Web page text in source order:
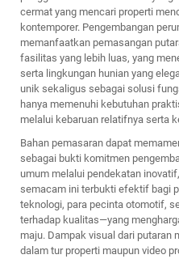
cermat yang mencari properti
kontemporer. Pengembangan
memanfaatkan pemasangan
fasilitas yang lebih luas, yang
serta lingkungan hunian yang
unik sekaligus sebagai solusi
hanya memenuhi kebutuhan
melalui kebaruan relatifnya serta
Bahan pemasaran dapat
sebagai bukti komitmen
umum melalui pendekatan
semacam ini terbukti efektif bagi
teknologi, para pecinta otomotif,
terhadap kualitas—yang
maju. Dampak visual dari putaran
dalam tur properti maupun video